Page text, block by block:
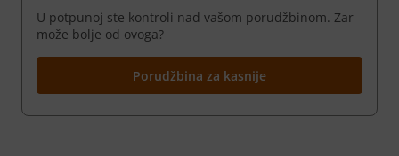
U potpunoj ste kontroli nad vašom porudžbinom. Zar
može bolje od ovoga?
Porudžbina za kasnije